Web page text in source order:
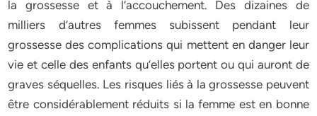
la grossesse et à l’accouchement. Des dizaines de
milliers d’autres femmes subissent pendant leur
grossesse des complications qui mettent en danger leur
vie et celle des enfants qu’elles portent ou qui auront de
graves séquelles. Les risques liés à la grossesse peuvent
être considérablement réduits si la femme est en bonne